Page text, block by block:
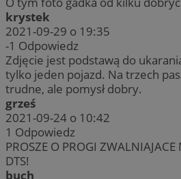
krystek
2021-09-29 o 19:35
-1 Odpowiedz
Zdjęcie jest podstawą do
tylko jeden pojazd. Na trzech
trudne, ale pomysł dobry.
grześ
2021-09-24 o 10:42
1 Odpowiedz
PROSZE O PROGI
DTS!
buch